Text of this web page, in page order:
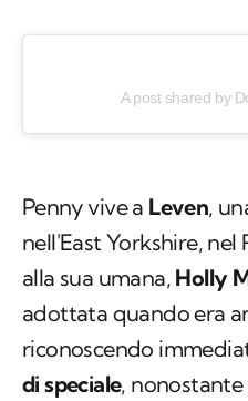
A post shared by
Penny vive a Leven,
nell'East Yorkshire,
alla sua umana, Holly
adottata quando era
riconoscendo
di speciale,